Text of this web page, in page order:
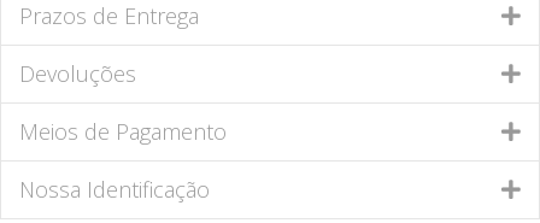
Prazos de Entrega
Devoluções
Meios de Pagamento
Nossa Identificação